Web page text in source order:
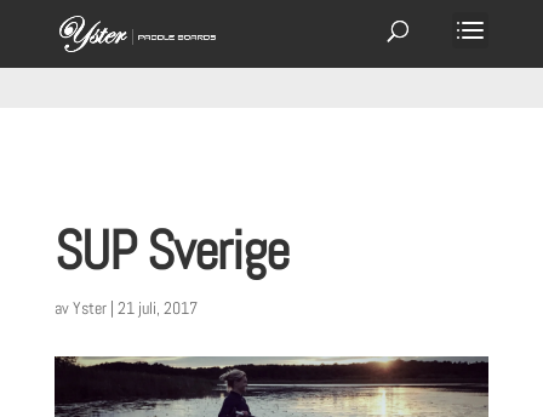
SUP Sverige
avYster| 21 juli, 2017